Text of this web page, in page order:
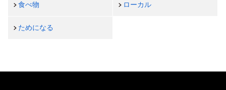
食べ物 ローカル
ためになる